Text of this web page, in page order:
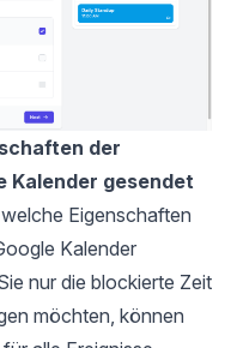
der
Kalender gesendet
Eigenschaften
Kalender
nur die blockierte Zeit
möchten, können